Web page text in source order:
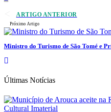
ARTIGO ANTERIOR
Próximo Artigo
Ministro do Turismo de São Tomé e
Últimas Notícias